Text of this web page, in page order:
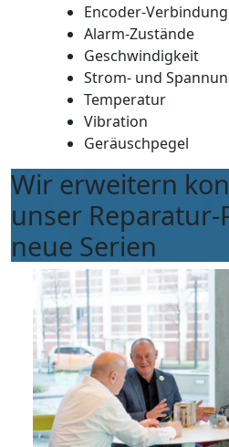
Encoder-Verbindung
Alarm-Zustände
Geschwindigkeit
Strom- und
Temperatur
Vibration
Geräuschpegel
Wir erweitern
unser
neue Serien